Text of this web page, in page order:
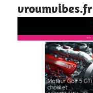
vroumvibes.fr